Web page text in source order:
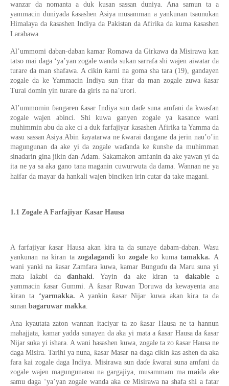
wanzar da nomanta a duk kusan sassan duniya. Ana samun ta a
yammacin duniyada ƙasashen Asiya musamman a yankunan tsaunukan
Himalaya da ƙasashen Indiya da Pakistan da Afirika da kuma ƙasashen
Larabawa.
Al’ummomi daban-daban kamar Romawa da Girkawa da Misirawa kan
tatso mai daga ‘ya’yan zogale wanda sukan sarrafa shi wajen aiwatar da
turare da man shafawa. A cikin ƙarni na goma sha tara (19), gandayen
zogale da ke Yammacin Indiya sun fitar da man zogale zuwa ƙasar
Turai domin yin turare da giris na na’urori.
Al’ummomin ɓangaren ƙasar Indiya sun daɗe suna amfani da kwasfan
zogale wajen abinci. Shi kuwa ganyen zogale ya kasance wani
muhimmin abu da ake ci a duk farfajiyar ƙasashen Afirika ta Yamma da
wasu sassan Asiya.Abin ƙayatarwa ne ƙwarai dangane da jerin nau’o’in
magungunan da ake yi da zogale waɗanda ke ƙunshe da muhimman
sinadarin gina jikin ɗan-Adam. Sakamakon amfanin da ake yawan yi da
ita ne ya sa aka gano tana maganin cuwurwuta da dama. Wannan ne ya
haifar da mayar da hankali wajen binciken irin cutar da take magani.
1.1 Zogale A Farfajiyar Ƙasar Hausa
A farfajiyar ƙasar Hausa akan kira ta da sunaye dabam-daban. Wasu
yankunan na kiran tazogalagandi ko zogaleko kumatamakka. A
wani yanki na ƙasar Zamfara kuwa, kamar Bunguɗu da Maru suna yi
mata laƙabi daɗanhaki. Yayin da ake kiran ta dakablea
yammacin ƙasar Gummi. A ƙasar Ruwan Ɗoruwa da kewayenta ana
kiran ta ‘yarmakka.A yankin ƙasar Nijar kuwa akan kira ta da
sunan bagaruwar makka.
Ana kyautata zaton wannan itaciyar ta zo ƙasar Hausa ne ta hannun
mahajjata, kamar yadda sunayen da aka yi mata a ƙasar Hausa da ƙasar
Nijar suka yi ishara. A wani hasashen kuwa, zogale ta zo ƙasar Hausa ne
daga Misira. Tarihi ya nuna, ƙasar Masar na daga cikin ƙas ashen da aka
fara kai zogale daga Indiya. Misirawa sun daɗe ƙwarai suna amfani da
zogale wajen magungunansu na gargajiya, musammam mamaida ake
samu daga ‘ya’yan zogale wanda aka ce Misirawa na shafa shi a fatar